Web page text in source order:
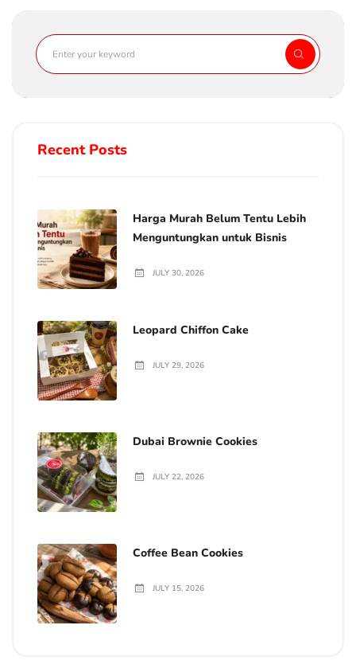
Recent Posts
Harga Murah Belum Tentu Lebih
Menguntungkan untuk Bisnis
JULY 30, 2026
Leopard Chiffon Cake
JULY 29, 2026
Dubai Brownie Cookies
JULY 22, 2026
Coffee Bean Cookies
JULY 15, 2026